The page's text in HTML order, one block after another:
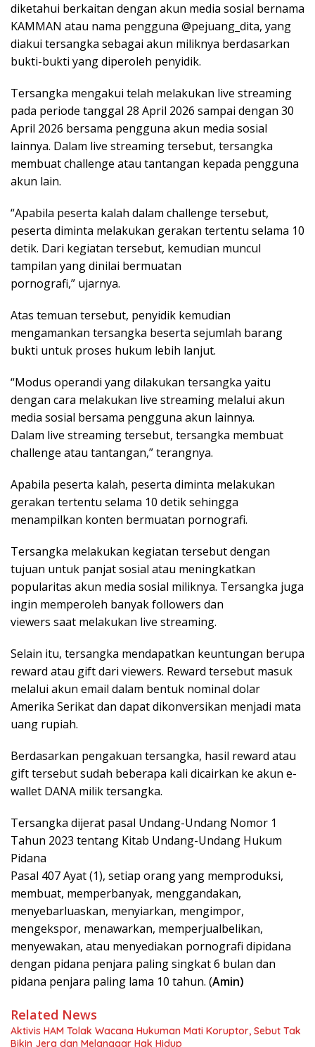
diketahui berkaitan dengan akun media sosial bernama
KAMMAN atau nama pengguna @pejuang_dita, yang
diakui tersangka sebagai akun miliknya berdasarkan
bukti-bukti yang diperoleh penyidik.
Tersangka mengakui telah melakukan live streaming
pada periode tanggal 28 April 2026 sampai dengan 30
April 2026 bersama pengguna akun media sosial
lainnya. Dalam live streaming tersebut, tersangka
membuat challenge atau tantangan kepada pengguna
akun lain.
“Apabila peserta kalah dalam challenge tersebut,
peserta diminta melakukan gerakan tertentu selama 10
detik. Dari kegiatan tersebut, kemudian muncul
tampilan yang dinilai bermuatan
pornografi,” ujarnya.
Atas temuan tersebut, penyidik kemudian
mengamankan tersangka beserta sejumlah barang
bukti untuk proses hukum lebih lanjut.
“Modus operandi yang dilakukan tersangka yaitu
dengan cara melakukan live streaming melalui akun
media sosial bersama pengguna akun lainnya.
Dalam live streaming tersebut, tersangka membuat
challenge atau tantangan,” terangnya.
Apabila peserta kalah, peserta diminta melakukan
gerakan tertentu selama 10 detik sehingga
menampilkan konten bermuatan pornografi.
Tersangka melakukan kegiatan tersebut dengan
tujuan untuk panjat sosial atau meningkatkan
popularitas akun media sosial miliknya. Tersangka juga
ingin memperoleh banyak followers dan
viewers saat melakukan live streaming.
Selain itu, tersangka mendapatkan keuntungan berupa
reward atau gift dari viewers. Reward tersebut masuk
melalui akun email dalam bentuk nominal dolar
Amerika Serikat dan dapat dikonversikan menjadi mata
uang rupiah.
Berdasarkan pengakuan tersangka, hasil reward atau
gift tersebut sudah beberapa kali dicairkan ke akun e-
wallet DANA milik tersangka.
Tersangka dijerat pasal Undang-Undang Nomor 1
Tahun 2023 tentang Kitab Undang-Undang Hukum
Pidana
Pasal 407 Ayat (1), setiap orang yang memproduksi,
membuat, memperbanyak, menggandakan,
menyebarluaskan, menyiarkan, mengimpor,
mengekspor, menawarkan, memperjualbelikan,
menyewakan, atau menyediakan pornografi dipidana
dengan pidana penjara paling singkat 6 bulan dan
pidana penjara paling lama 10 tahun. (Amin)
Related News
Aktivis HAM Tolak Wacana Hukuman Mati Koruptor, Sebut Tak
Bikin Jera dan Melanggar Hak Hidup